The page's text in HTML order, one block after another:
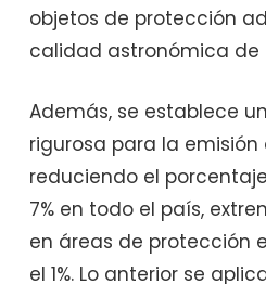
objetos de protección
calidad astronómica de
Además, se establece
rigurosa para la emisión
reduciendo el
7% en todo el país,
en áreas de protección
el 1%. Lo anterior se